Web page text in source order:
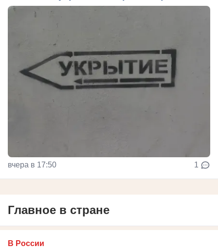
вчера в 17:50 1
Главное в стране
В России